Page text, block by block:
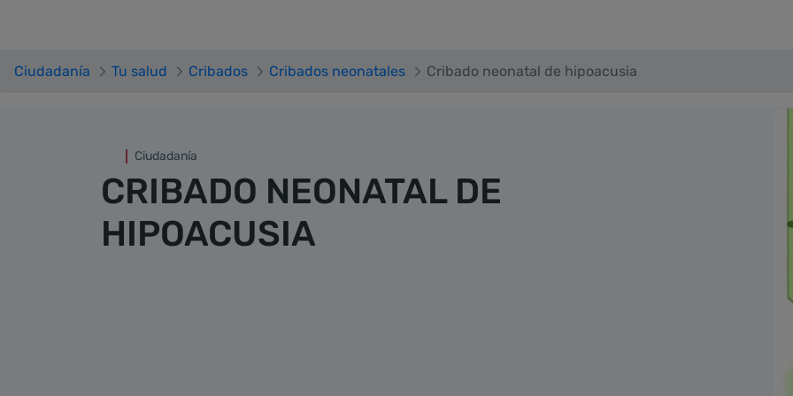
Ciudadanía Tu salud Cribados Cribados neonatales Cribado neonatal de hipoacusia
Ciudadanía
CRIBADO NEONATAL DE
HIPOACUSIA